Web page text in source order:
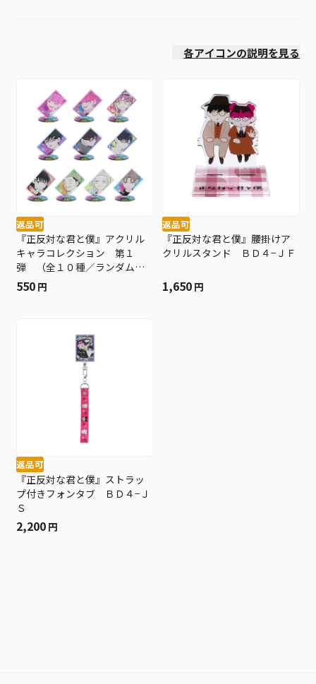
各アイコンの説明を見る
返品可
『正反対な君と僕』アクリル
キャラコレクション 第１
弾 （全１０種／ランダム１
種入り） ＢＤ４−ＪＦ
550 円
返品可
『正反対な君と僕』腰掛けア
クリルスタンド ＢＤ４−ＪＦ
1,650 円
返品可
『正反対な君と僕』ストラッ
プ付きフォンタブ ＢＤ４−Ｊ
Ｓ
2,200 円